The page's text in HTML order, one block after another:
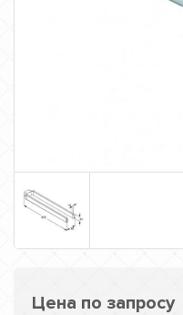
Цена по запросу